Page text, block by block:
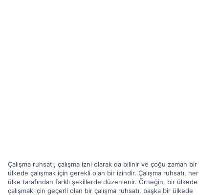
Çalışma ruhsatı, çalışma izni olarak da bilinir ve çoğu zaman bir
ülkede çalışmak için gerekli olan bir izindir. Çalışma ruhsatı, her
ülke tarafından farklı şekillerde düzenlenir. Örneğin, bir ülkede
çalışmak için geçerli olan bir çalışma ruhsatı, başka bir ülkede